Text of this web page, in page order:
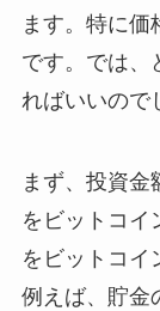
ます。特に価
です。では、
ればいいので
まず、投資金
をビットコイ
をビットコイ
例えば、貯金